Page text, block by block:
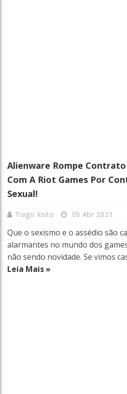
Alienware Rompe
Com A Riot Games Por
Sexual!
Tiago Xisto 09 Abr 2021
Que o sexismo e o assédio são
alarmantes no mundo dos
não sendo novidade. Se vimos
Leia Mais »